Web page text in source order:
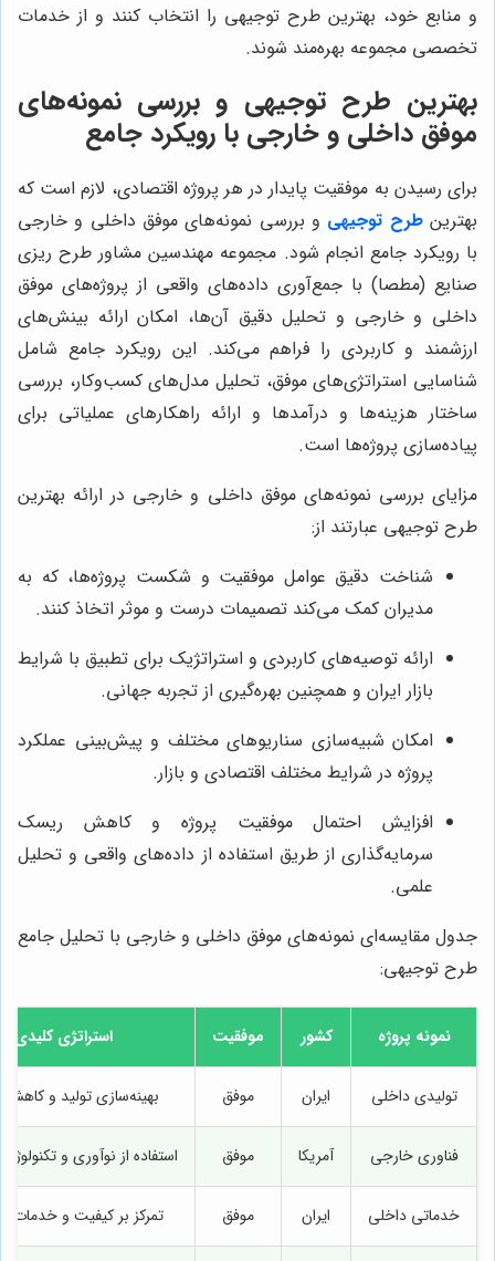
و منابع خود، بهترین طرح توجیهی را انتخاب کنند و از خدمات
تخصصی مجموعه بهره‌مند شوند.
بهترین طرح توجیهی و بررسی نمونه‌های
موفق داخلی و خارجی با رویکرد جامع
برای رسیدن به موفقیت پایدار در هر پروژه اقتصادی، لازم است که
بهترینطرح توجیهی و بررسی نمونه‌های موفق داخلی و خارجی
با رویکرد جامع انجام شود. مجموعه مهندسین مشاور طرح ریزی
صنایع (مطصا) با جمع‌آوری داده‌های واقعی از پروژه‌های موفق
داخلی و خارجی و تحلیل دقیق آن‌ها، امکان ارائه بینش‌های
ارزشمند و کاربردی را فراهم می‌کند. این رویکرد جامع شامل
شناسایی استراتژی‌های موفق، تحلیل مدل‌های کسب‌وکار، بررسی
ساختار هزینه‌ها و درآمدها و ارائه راهکارهای عملیاتی برای
پیاده‌سازی پروژه‌ها است.
مزایای بررسی نمونه‌های موفق داخلی و خارجی در ارائه بهترین
طرح توجیهی عبارتند از:
شناخت دقیق عوامل موفقیت و شکست پروژه‌ها، که به
مدیران کمک می‌کند تصمیمات درست و موثر اتخاذ کنند.
ارائه توصیه‌های کاربردی و استراتژیک برای تطبیق با شرایط
بازار ایران و همچنین بهره‌گیری از تجربه جهانی.
امکان شبیه‌سازی سناریوهای مختلف و پیش‌بینی عملکرد
پروژه در شرایط مختلف اقتصادی و بازار.
افزایش احتمال موفقیت پروژه و کاهش ریسک
سرمایه‌گذاری از طریق استفاده از داده‌های واقعی و تحلیل
علمی.
جدول مقایسه‌ای نمونه‌های موفق داخلی و خارجی با تحلیل جامع
طرح توجیهی:
نمونه پروژه کشور موفقیت استراتژی کلیدی
تولیدی داخلی ایران موفق بهینه‌سازی تولید و کاهش
فناوری خارجی آمریکا موفق استفاده از نوآوری و
خدماتی داخلی ایران موفق تمرکز بر کیفیت و خدمات